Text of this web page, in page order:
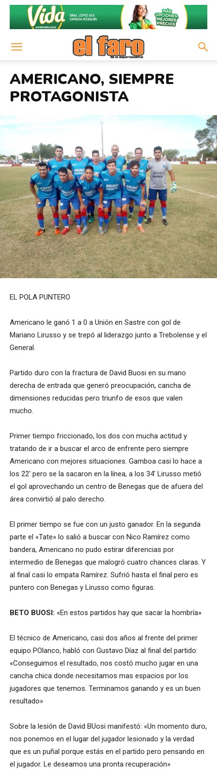
AMERICANO, SIEMPRE
PROTAGONISTA
EL POLA PUNTERO
Americano le ganó 1 a 0 a Unión en Sastre con gol de
Mariano Lirusso y se trepó al liderazgo junto a Trebolense y el
General.
Partido duro con la fractura de David Buosi en su mano
derecha de entrada que generó preocupación, cancha de
dimensiones reducidas pero triunfo de esos que valen
mucho.
Primer tiempo friccionado, los dos con mucha actitud y
tratando de ir a buscar el arco de enfrente pero siempre
Americano con mejores situaciones. Gamboa casi lo hace a
los 22′ pero se la sacaron en la línea, a los 34′ Lirusso metió
el gol aprovechando un centro de Benegas que de afuera del
área convirtió al palo derecho.
El primer tiempo se fue con un justo ganador. En la segunda
parte el «Tate» lo salió a buscar con Nico Ramírez como
bandera, Americano no pudo estirar diferencias por
intermedio de Benegas que malogró cuatro chances claras. Y
al final casi lo empata Ramírez. Sufrió hasta el final pero es
puntero con Benegas y Lirusso como figuras.
BETO BUOSI: «En estos partidos hay que sacar la hombría»
El técnico de Americano, casi dos años al frente del primer
equipo POlanco, habló con Gustavo Díaz al final del partido:
«Conseguimos el resultado, nos costó mucho jugar en una
cancha chica donde necesitamos mas espacios por los
jugadores que tenemos. Terminamos ganando y es un buen
resultado»
Sobre la lesión de David BUosi manifestó: «Un momento duro,
nos ponemos en el lugar del jugador lesionado y la verdad
que es un puñal porque estás en el partido pero pensando en
el jugador. Le deseamos una pronta recuperación»